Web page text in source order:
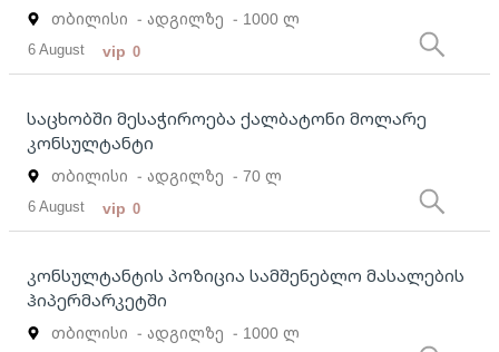
თბილისი - ადგილზე - 1000 ლ
6 August vip 0
საცხობში მესაჭიროება ქალბატონი მოლარე
კონსულტანტი
თბილისი - ადგილზე - 70 ლ
6 August vip 0
კონსულტანტის პოზიცია სამშენებლო მასალების
ჰიპერმარკეტში
თბილისი - ადგილზე - 1000 ლ